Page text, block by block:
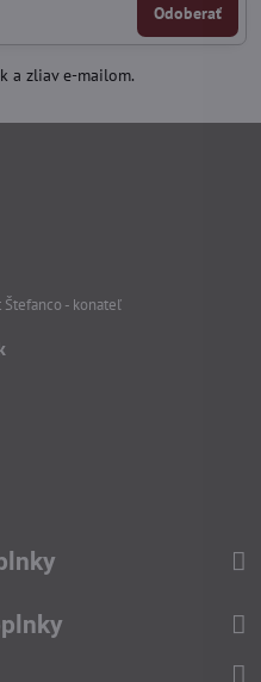
Odoberať
a zliav e-mailom.
Štefanco - konateľ